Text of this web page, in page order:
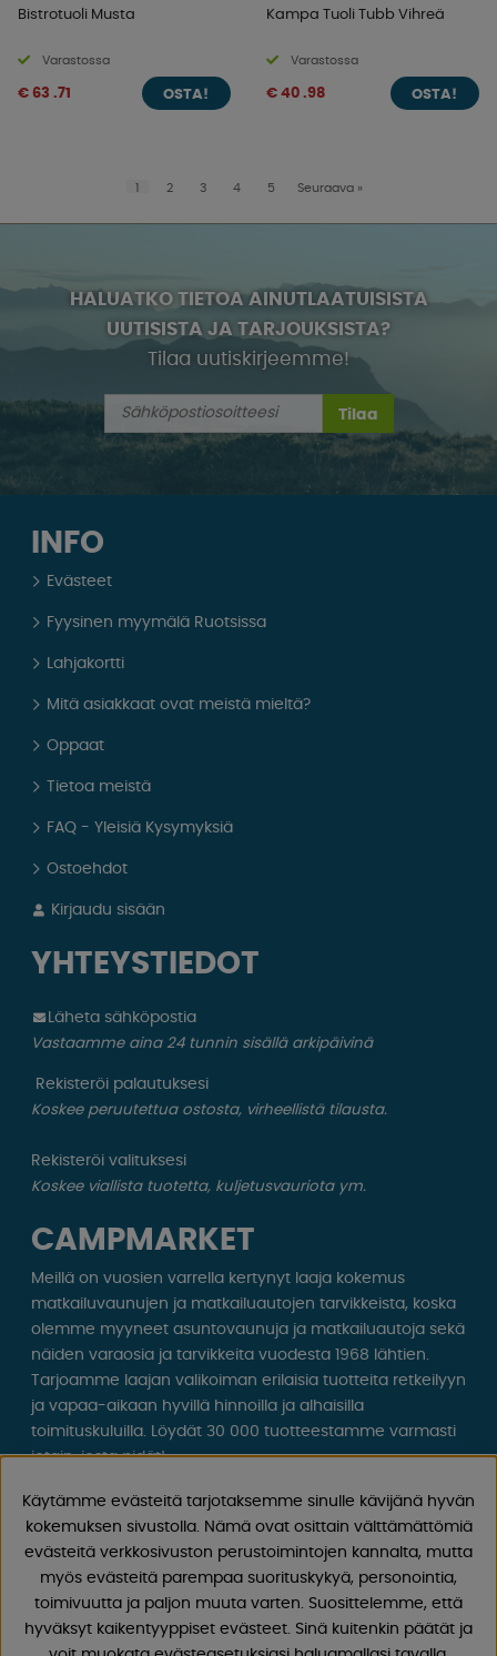
Bistrotuoli Musta
Varastossa
€ 63 .71 OSTA!
Kampa Tuoli Tubb Vihreä
Varastossa
€ 40 .98 OSTA!
1 2 3 4 5 Seuraava »
HALUATKO TIETOA AINUTLAATUISISTA
UUTISISTA JA TARJOUKSISTA?
Tilaa uutiskirjeemme!
Tilaa
INFO
Evästeet
Fyysinen myymälä Ruotsissa
Lahjakortti
Mitä asiakkaat ovat meistä mieltä?
Oppaat
Tietoa meistä
FAQ - Yleisiä Kysymyksiä
Ostoehdot
Kirjaudu sisään
YHTEYSTIEDOT
Läheta sähköpostia
Vastaamme aina 24 tunnin sisällä arkipäivinä
Rekisteröi palautuksesi
Koskee peruutettua ostosta, virheellistä tilausta.
Rekisteröi valituksesi
Koskee viallista tuotetta, kuljetusvauriota ym.
CAMPMARKET
Meillä on vuosien varrella kertynyt laaja kokemus
matkailuvaunujen ja matkailuautojen tarvikkeista, koska
olemme myyneet asuntovaunuja ja matkailuautoja sekä
näiden varaosia ja tarvikkeita vuodesta 1968 lähtien.
Tarjoamme laajan valikoiman erilaisia ​​tuotteita retkeilyyn
ja vapaa-aikaan hyvillä hinnoilla ja alhaisilla
toimituskuluilla. Löydät 30 000 tuotteestamme varmasti
jotain, josta pidät!
Seuraa meitä Facebookissa ja Instagramissa saadaksesi
inspiraatiota, uutisia ja ainutlaatuisia tarjouksia.
Leirintäelämä alkaa meiltä!
Käytämme evästeitä tarjotaksemme sinulle kävijänä hyvän
kokemuksen sivustolla. Nämä ovat osittain välttämättömiä
evästeitä verkkosivuston perustoimintojen kannalta, mutta
myös evästeitä parempaa suorituskykyä, personointia,
toimivuutta ja paljon muuta varten. Suosittelemme, että
hyväksyt kaikentyyppiset evästeet. Sinä kuitenkin päätät ja